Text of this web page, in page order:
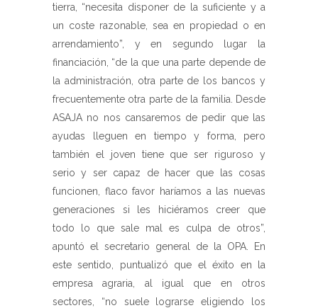
tierra, “necesita disponer de la suficiente y a
un coste razonable, sea en propiedad o en
arrendamiento”, y en segundo lugar la
financiación, “de la que una parte depende de
la administración, otra parte de los bancos y
frecuentemente otra parte de la familia. Desde
ASAJA no nos cansaremos de pedir que las
ayudas lleguen en tiempo y forma, pero
también el joven tiene que ser riguroso y
serio y ser capaz de hacer que las cosas
funcionen, flaco favor haríamos a las nuevas
generaciones si les hiciéramos creer que
todo lo que sale mal es culpa de otros”,
apuntó el secretario general de la OPA. En
este sentido, puntualizó que el éxito en la
empresa agraria, al igual que en otros
sectores, “no suele lograrse eligiendo los